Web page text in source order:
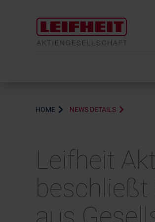
HOME NEWS DETAILS
Leifheit